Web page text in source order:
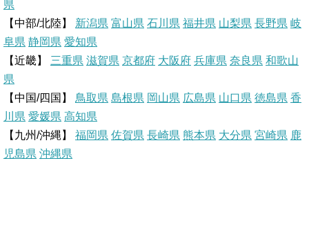
s
t
k
県
【中部/北陸】 新潟県 富山県 石川県 福井県 山梨県 長野県 岐
阜県 静岡県 愛知県
【近畿】 三重県 滋賀県 京都府 大阪府 兵庫県 奈良県 和歌山
県
【中国/四国】 鳥取県 島根県 岡山県 広島県 山口県 徳島県 香
川県 愛媛県 高知県
【九州/沖縄】 福岡県 佐賀県 長崎県 熊本県 大分県 宮崎県 鹿
児島県 沖縄県